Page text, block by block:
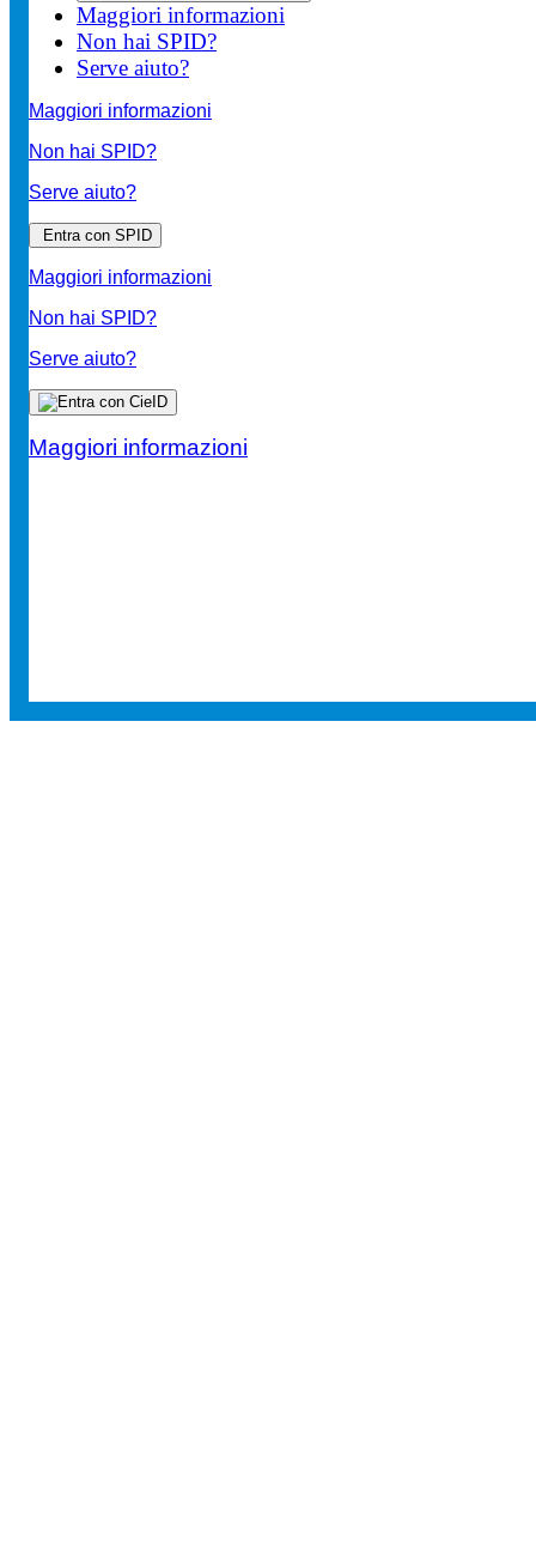
Maggiori informazioni
Non hai SPID?
Serve aiuto?
Maggiori informazioni
Non hai SPID?
Serve aiuto?
Entra con SPID
Maggiori informazioni
Non hai SPID?
Serve aiuto?
Maggiori informazioni